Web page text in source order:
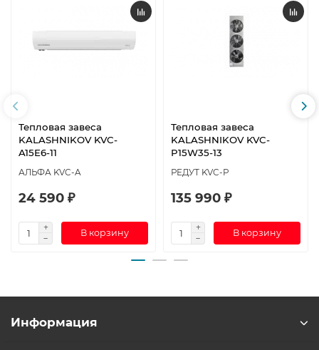
Тепловая завеса
KALASHNIKOV KVC-
A15E6-11
АЛЬФА KVC-A
24 590 ₽
В корзину
Тепловая завеса
KALASHNIKOV KVC-
P15W35-13
РЕДУТ KVC-P
135 990 ₽
В корзину
Информация